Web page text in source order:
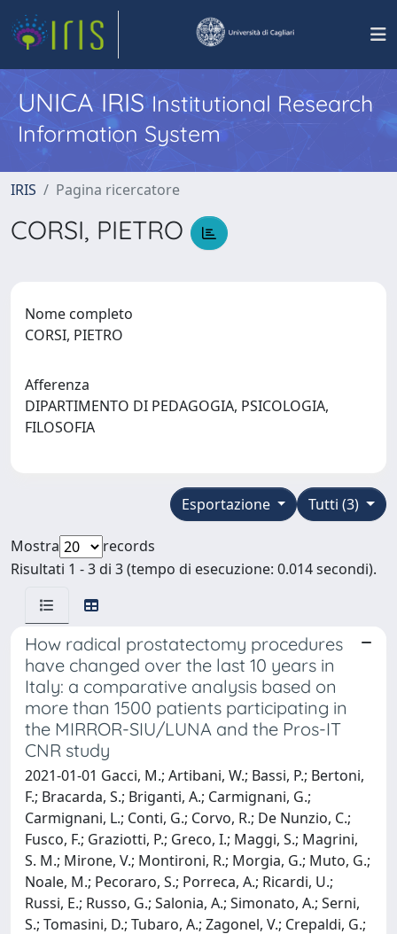
UNICA IRISInstitutional Research
Information System
IRIS Pagina ricercatore
CORSI, PIETRO
Nome completo
CORSI, PIETRO
Afferenza
DIPARTIMENTO DI PEDAGOGIA, PSICOLOGIA,
FILOSOFIA
Tutti (3)
Esportazione
Mostra
records
Risultati 1 - 3 di 3 (tempo di esecuzione: 0.014 secondi).
How radical prostatectomy procedures
have changed over the last 10 years in
Italy: a comparative analysis based on
more than 1500 patients participating in
the MIRROR-SIU/LUNA and the Pros-IT
CNR study
2021-01-01 Gacci, M.; Artibani, W.; Bassi, P.; Bertoni,
F.; Bracarda, S.; Briganti, A.; Carmignani, G.;
Carmignani, L.; Conti, G.; Corvo, R.; De Nunzio, C.;
Fusco, F.; Graziotti, P.; Greco, I.; Maggi, S.; Magrini,
S. M.; Mirone, V.; Montironi, R.; Morgia, G.; Muto, G.;
Noale, M.; Pecoraro, S.; Porreca, A.; Ricardi, U.;
Russi, E.; Russo, G.; Salonia, A.; Simonato, A.; Serni,
S.; Tomasini, D.; Tubaro, A.; Zagonel, V.; Crepaldi, G.;